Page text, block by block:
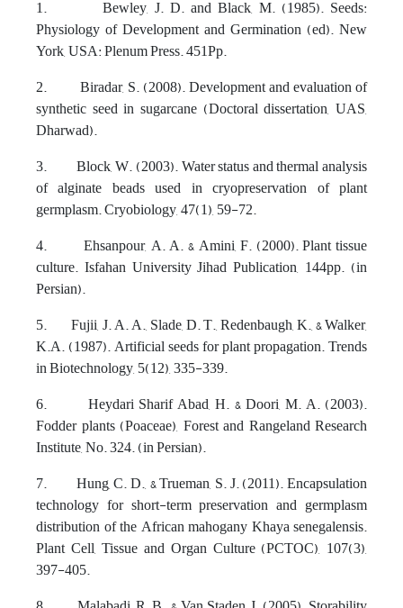
1. Bewley, J. D. and Black, M. (1985). Seeds:
Physiology of Development and Germination (ed). New
York, USA: Plenum Press. 451Pp.
2. Biradar, S. (2008). Development and evaluation of
synthetic seed in sugarcane (Doctoral dissertation, UAS,
Dharwad).
3. Block, W. (2003). Water status and thermal analysis
of alginate beads used in cryopreservation of plant
germplasm. Cryobiology, 47(1), 59-72.
4. Ehsanpour, A. A. & Amini, F. (2000). Plant tissue
culture. Isfahan University Jihad Publication, 144pp. (in
Persian).
5. Fujii, J. A. A., Slade, D. T., Redenbaugh, K., & Walker,
K.A. (1987). Artificial seeds for plant propagation. Trends
in Biotechnology, 5(12), 335-339.
6. Heydari Sharif Abad, H. & Doori, M. A. (2003).
Fodder plants (Poaceae), Forest and Rangeland Research
Institute, No. 324. (in Persian).
7. Hung, C. D., & Trueman, S. J. (2011). Encapsulation
technology for short-term preservation and germplasm
distribution of the African mahogany Khaya senegalensis.
Plant Cell, Tissue and Organ Culture (PCTOC), 107(3),
397-405.